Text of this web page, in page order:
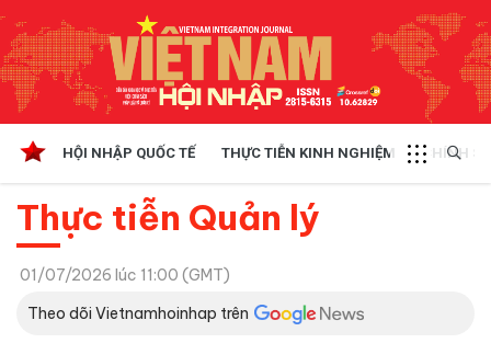
HỘI NHẬP QUỐC TẾ THỰC TIỄN KINH NGHIỆM CHÍNH
Thực tiễn Quản lý
01/07/2026 lúc 11:00 (GMT)
Theo dõi Vietnamhoinhap trên